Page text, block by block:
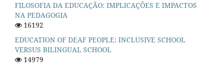
FILOSOFIA DA EDUCAÇÃO: IMPLICAÇÕES E IMPACTOS
NA PEDAGOGIA
16192
EDUCATION OF DEAF PEOPLE: INCLUSIVE SCHOOL
VERSUS BILINGUAL SCHOOL
14979